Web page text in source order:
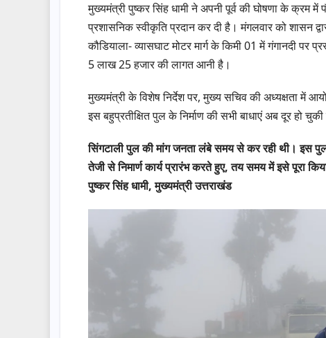
मुख्यमंत्री पुष्कर सिंह धामी ने अपनी पूर्व की घोषणा के क्रम
प्रशासनिक स्वीकृति प्रदान कर दी है। मंगलवार को शासन
कौडियाला- व्यासघाट मोटर मार्ग के किमी 01 में गंगानदी
5 लाख 25 हजार की लागत आनी है।
मुख्यमंत्री के विशेष निर्देश पर, मुख्य सचिव की अध्यक्षता में
इस बहुप्रतीक्षित पुल के निर्माण की सभी बाधाएं अब दूर हो
सिंगटाली पुल की मांग जनता लंबे समय से कर रही थी। इस
तेजी से निमार्ण कार्य प्रारंभ करते हुए, तय समय में इसे पूरा
पुष्कर सिंह धामी, मुख्यमंत्री उत्तराखंड